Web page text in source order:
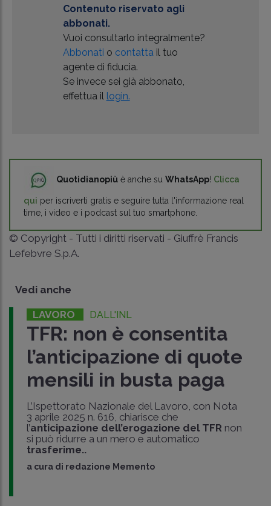
Contenuto riservato agli
abbonati.
Vuoi consultarlo integralmente?
Abbonati o contatta il tuo
agente di fiducia.
Se invece sei già abbonato,
effettua il login.
Quotidianopiù è anche su WhatsApp! Clicca
qui per iscriverti gratis e seguire tutta l'informazione real
time, i video e i podcast sul tuo smartphone.
© Copyright - Tutti i diritti riservati - Giuffrè Francis
Lefebvre S.p.A.
Vedi anche
LAVORO DALL'INL
TFR: non è consentita
l’anticipazione di quote
mensili in busta paga
L’Ispettorato Nazionale del Lavoro, con Nota
3 aprile 2025 n. 616, chiarisce che
l’anticipazione dell’erogazione del TFR non
si può ridurre a un mero e automatico
trasferime..
a cura di redazione Memento